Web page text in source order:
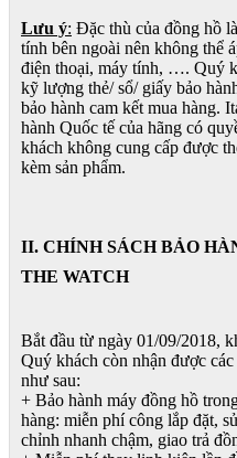
Lưu ý: Đặc thù của đồng hồ
tính bên ngoài nên không thể
điện thoại, máy tính, …. Quý
kỹ lượng thẻ/ sổ/ giấy bảo
bảo hành cam kết mua hàng.
hành Quốc tế của hãng có
khách không cung cấp được
kèm sản phẩm.
II. CHÍNH SÁCH BẢO
THE WATCH
Bắt đầu từ ngày 01/09/2018,
Quý khách còn nhận được
như sau:
+ Bảo hành máy đồng hồ
hàng: miễn phí công lắp đặt,
chỉnh nhanh chậm, giao trả